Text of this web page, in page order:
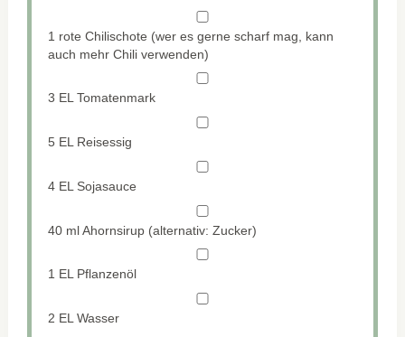
1 rote Chilischote (wer es gerne scharf mag, kann
auch mehr Chili verwenden)
3 EL Tomatenmark
5EL Reisessig
4EL Sojasauce
40ml Ahornsirup (alternativ: Zucker)
1 EL Pflanzenöl
2 EL Wasser